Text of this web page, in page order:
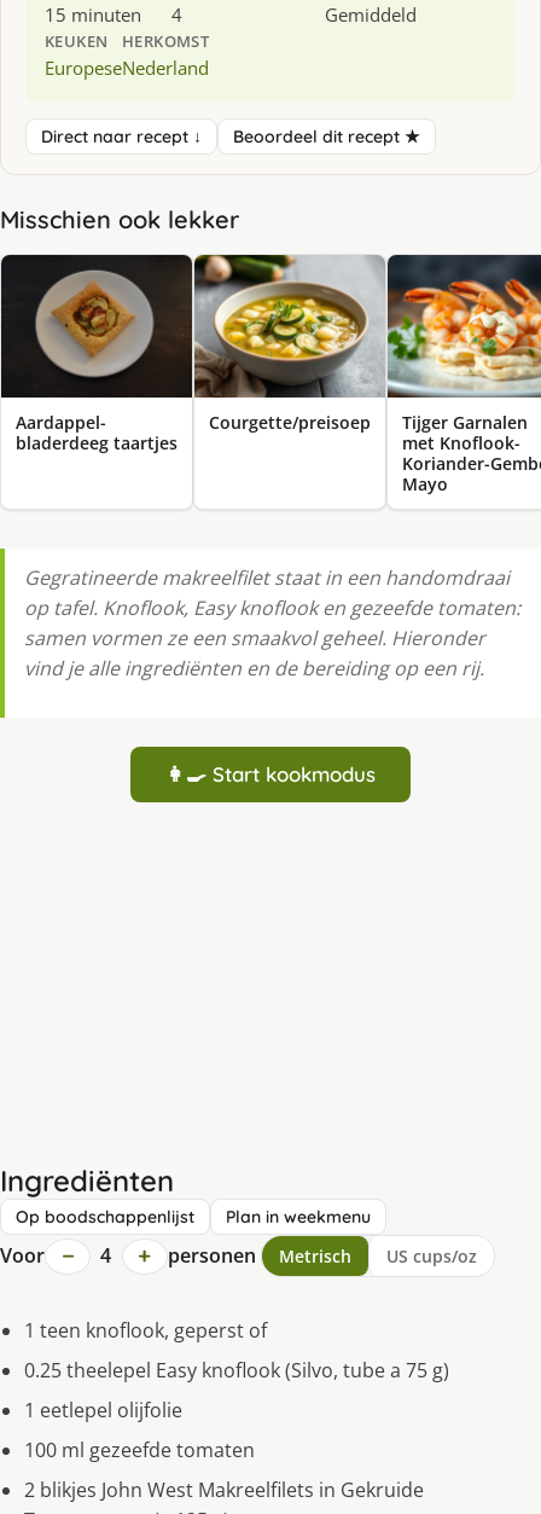
15 minuten 4 Gemiddeld
KEUKEN
Europese
HERKOMST
Nederland
Direct naar recept ↓ Beoordeel dit recept ★
Misschien ook lekker
Aardappel-
bladerdeeg taartjes
Courgette/preisoep
Tijger Garnalen
met Knoflook-
Koriander-
Mayo
Gegratineerde makreelfilet staat in een handomdraai
op tafel. Knoflook, Easy knoflook en gezeefde tomaten:
samen vormen ze een smaakvol geheel. Hieronder
vind je alle ingrediënten en de bereiding op een rij.
👩‍🍳 Start kookmodus
Ingrediënten
Op boodschappenlijst Plan in weekmenu
Voor − 4 + personen Metrisch US cups/oz
1 teen knoflook, geperst of
0.25 theelepel Easy knoflook (Silvo, tube a 75 g)
1 eetlepel olijfolie
100 ml gezeefde tomaten
2 blikjes John West Makreelfilets in Gekruide